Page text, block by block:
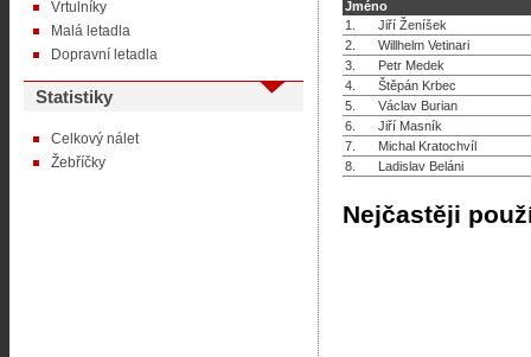
Vrtulníky
Malá letadla
Dopravní letadla
Statistiky
Celkový nálet
Žebříčky
Jméno
1.
Jiří Ženíšek
2.
Willhelm Vetinari
3.
Petr Medek
4.
Štěpán Krbec
5.
Václav Burian
6.
Jiří Masník
7.
Michal Kratochvíl
8.
Ladislav Beláni
Nejčastěji